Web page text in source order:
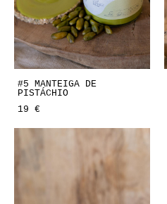
#5 MANTEIGA DE
PISTÁCHIO
19 €